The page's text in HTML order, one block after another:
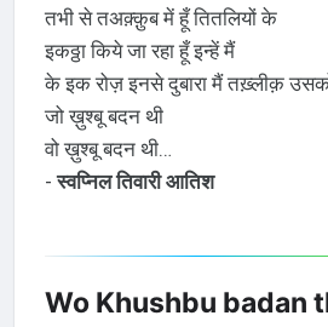
तभी से तअक़्क़ुब में हूँ तितलियों के
इकठ्ठा किये जा रहा हूँ इन्हें मैं
के इक रोज़ इनसे दुबारा मैं तख़्लीक़
जो ख़ुश्बू बदन थी
वो ख़ुश्बू बदन थी…
-स्वप्निल तिवारी आतिश
Wo Khushbu badan